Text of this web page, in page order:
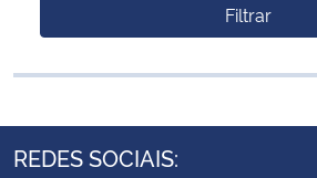
Filtrar
REDES SOCIAIS: